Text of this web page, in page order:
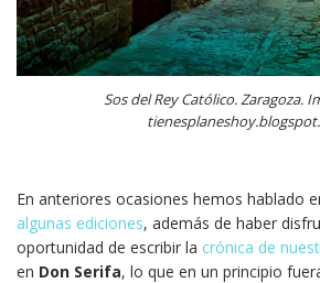
Sos del Rey Católico. Zaragoza.
En anteriores ocasiones hemos hablado
algunas ediciones, además de haber
oportunidad de escribir la crónica de
en Don Serifa, lo que en un principio